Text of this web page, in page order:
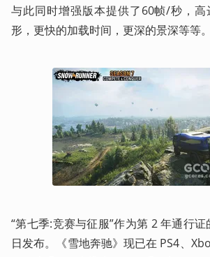
与此同时增强版本提供了60帧/秒，高
形，更快的加载时间，更深的景深等等。
“第七季:竞赛与征服”作为第 2 年通行
日发布。《雪地奔驰》现已在 PS4、